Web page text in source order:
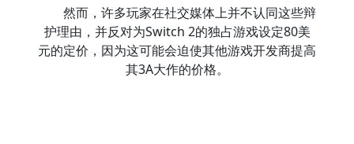
然而，许多玩家在社交媒体上并不认同这些辩
护理由，并反对为Switch 2的独占游戏设定80美
元的定价，因为这可能会迫使其他游戏开发商提高
其3A大作的价格。